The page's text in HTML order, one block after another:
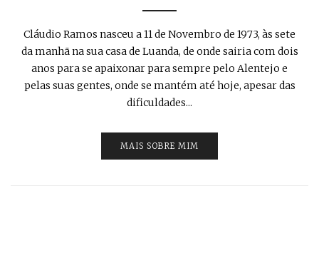
Cláudio Ramos nasceu a 11 de Novembro de 1973, às sete
da manhã na sua casa de Luanda, de onde sairia com dois
anos para se apaixonar para sempre pelo Alentejo e
pelas suas gentes, onde se mantém até hoje, apesar das
dificuldades...
MAIS SOBRE MIM